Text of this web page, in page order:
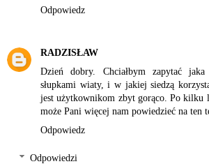
Odpowiedz
RADZISŁAW
Dzień dobry. Chciałbym zapytać
słupkami wiaty, i w jakiej siedzą
jest użytkownikom zbyt gorąco. Po kilku
może Pani więcej nam powiedzieć na ten
Odpowiedz
Odpowiedzi